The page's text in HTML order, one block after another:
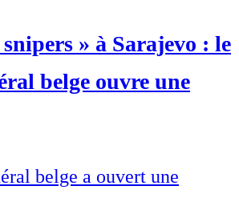
» à Sarajevo : le
belge ouvre une
belge a ouvert une